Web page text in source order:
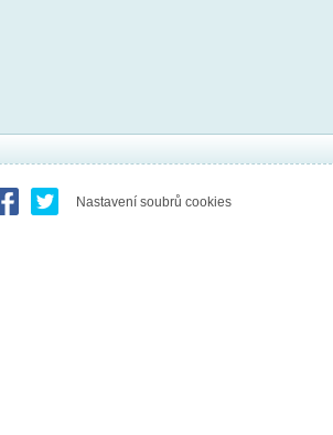
Nastavení soubrů cookies